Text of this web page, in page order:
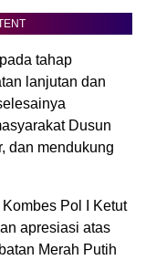
tahap
lanjutan dan
Dusun
dan mendukung
Pol I Ketut
apresiasi atas
Merah Putih